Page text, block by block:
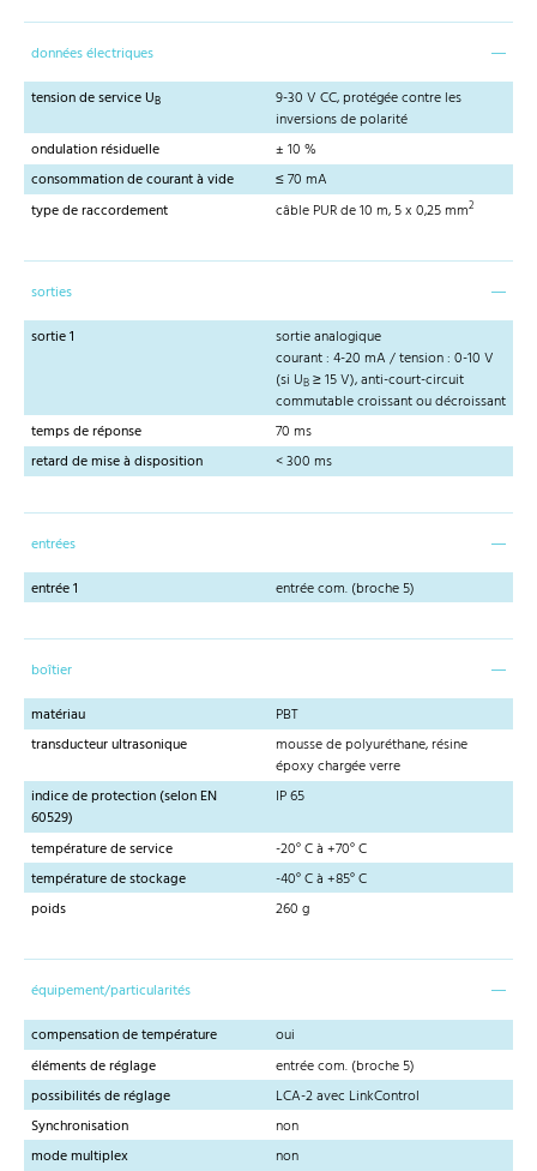
données électriques
tension de service UB
9-30 V CC, protégée contre les
inversions de polarité
ondulation résiduelle
± 10 %
consommation de courant à vide
≤ 70 mA
type de raccordement
câble PUR de 10 m, 5 x 0,25 mm2
sorties
sortie 1
sortie analogique
courant : 4-20 mA / tension : 0-10 V
(si UB ≥ 15 V), anti-court-circuit
commutable croissant ou décroissant
temps de réponse
70 ms
retard de mise à disposition
< 300 ms
entrées
entrée 1
entrée com. (broche 5)
boîtier
matériau
PBT
transducteur ultrasonique
mousse de polyuréthane, résine
époxy chargée verre
indice de protection (selon EN
60529)
IP 65
température de service
-20° C à +70° C
température de stockage
-40° C à +85° C
poids
260 g
équipement/particularités
compensation de température
oui
éléments de réglage
entrée com. (broche 5)
possibilités de réglage
LCA-2 avec LinkControl
Synchronisation
non
mode multiplex
non